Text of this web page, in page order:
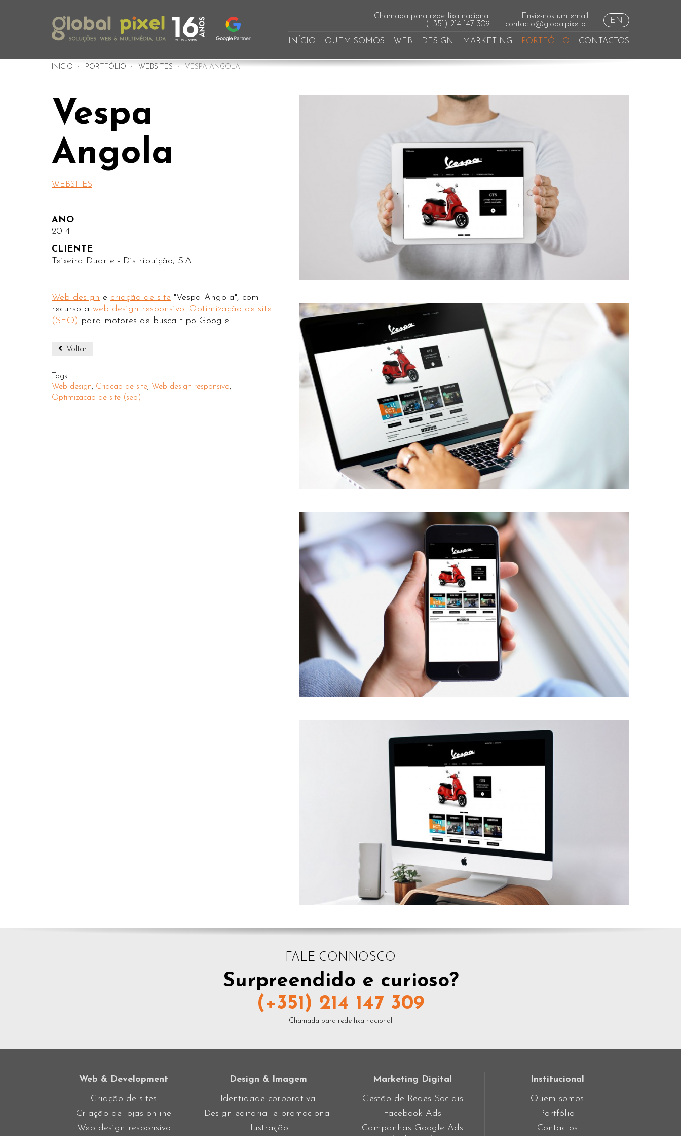
Chamada para rede fixa nacional
(+351) 214 147 309
Envie-nos um email
contacto@globalpixel.pt
EN
INÍCIO QUEM SOMOS WEB DESIGN MARKETING PORTFÓLIO CONTACTOS
INÍCIO PORTFÓLIO WEBSITES VESPA ANGOLA
Vespa
Angola
WEBSITES
ANO
2014
CLIENTE
Teixeira Duarte - Distribuição, S.A.
Web design e criação de site "Vespa Angola", com
recurso a web design responsivo. Optimização de site
(SEO) para motores de busca tipo Google
Voltar
Tags
Web design, Criacao de site, Web design responsivo,
Optimizacao de site (seo)
FALE CONNOSCO
Surpreendido e curioso?
(+351) 214 147 309
Chamada para rede fixa nacional
Web & Development
Criação de sites
Criação de lojas online
Web design responsivo
Design & Imagem
Identidade corporativa
Design editorial e promocional
Ilustração
Marketing Digital
Gestão de Redes Sociais
Facebook Ads
Campanhas Google Ads
Institucional
Quem somos
Portfólio
Contactos